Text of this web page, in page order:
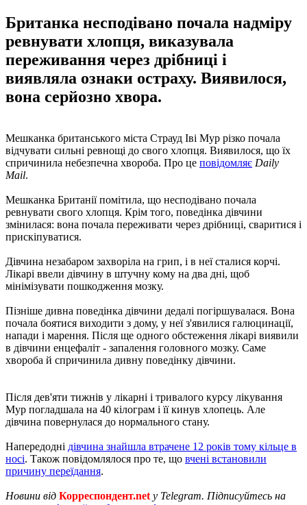
Британка несподівано почала надміру
ревнувати хлопця, виказувала
переживання через дрібниці і
виявляла ознаки остраху. Виявилося,
вона серйозно хвора.
Мешканка британського міста Страуд Іві Мур різко почала
відчувати сильні ревнощі до свого хлопця. Виявилося, що їх
спричинила небезпечна хвороба. Про це повідомляє Daily
Mail.
Мешканка Британії помітила, що несподівано почала
ревнувати свого хлопця. Крім того, поведінка дівчини
змінилася: вона почала переживати через дрібниці, сваритися і
прискіпуватися.
Дівчина незабаром захворіла на грип, і в неї сталися корчі.
Лікарі ввели дівчину в штучну кому на два дні, щоб
мінімізувати пошкодження мозку.
Пізніше дивна поведінка дівчини дедалі погіршувалася. Вона
почала боятися виходити з дому, у неї з'явилися галюцинації,
напади і марення. Після ще одного обстеження лікарі виявили
в дівчини енцефаліт - запалення головного мозку. Саме
хвороба й спричинила дивну поведінку дівчини.
Після дев'яти тижнів у лікарні і тривалого курсу лікування
Мур погладшала на 40 кілограм і її кинув хлопець. Але
дівчина повернулася до нормального стану.
Напередодні дівчина знайшла втрачене 12 років тому кільце в
носі. Також повідомлялося про те, що вчені встановили
причину переїдання.
Новини від Корреспондент.net у Telegram. Підписуйтесь на